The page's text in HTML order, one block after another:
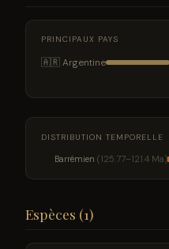
PRINCIPAUX PAYS
🇦🇷 Argentine
DISTRIBUTION TEMPORELLE
Barrémien (125.77–121.4 Ma)
Espèces (1)